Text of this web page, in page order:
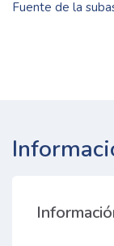
Fuente de la